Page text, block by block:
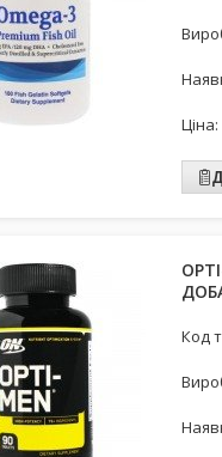
Ціна:
Код